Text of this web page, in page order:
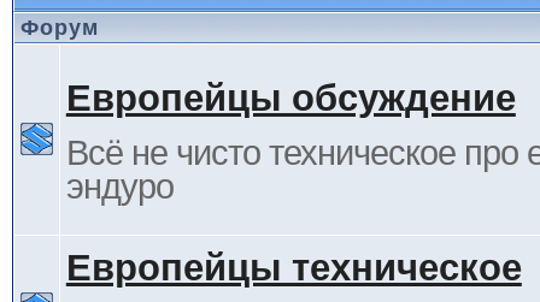
Форум
Европейцы обсуждение
Всё не чисто техническое про
эндуро
Европейцы техническое